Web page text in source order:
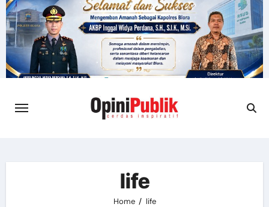
Skip
to
content
life
Home life